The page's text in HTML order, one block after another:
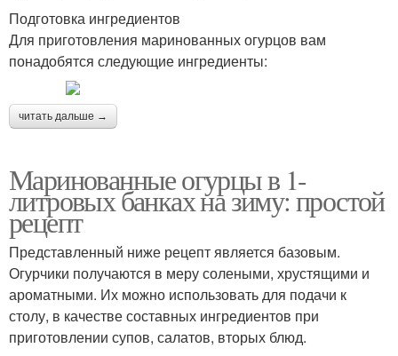
Подготовка ингредиентов
Для приготовления маринованных огурцов вам
понадобятся следующие ингредиенты:
читать дальше →
Маринованные огурцы в 1-
литровых банках на зиму: простой
рецепт
Представленный ниже рецепт является базовым.
Огурчики получаются в меру солеными, хрустящими и
ароматными. Их можно использовать для подачи к
столу, в качестве составных ингредиентов при
приготовлении супов, салатов, вторых блюд.